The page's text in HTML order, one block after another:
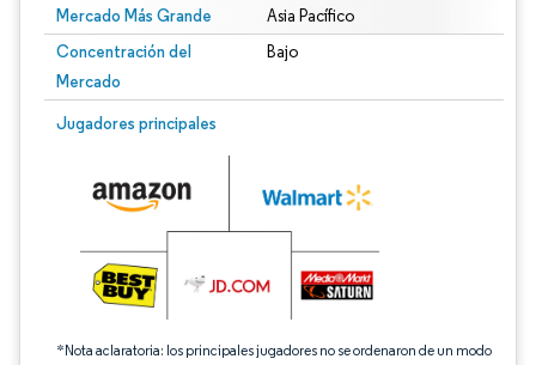
Mercado Más Grande Asia Pacífico
Concentración del
Mercado
Bajo
Jugadores principales
*Nota aclaratoria: los principales jugadores no se ordenaron de un modo
Imagen © Mordor Intelligence. El uso requiere atribución según CC BY 4.0.